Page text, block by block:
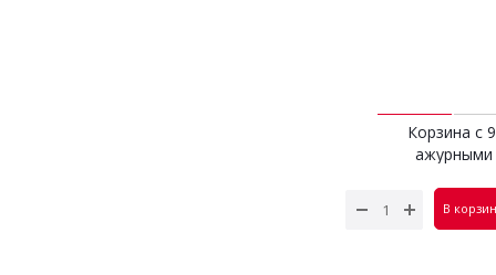
Корзина с
ажурными
7
В